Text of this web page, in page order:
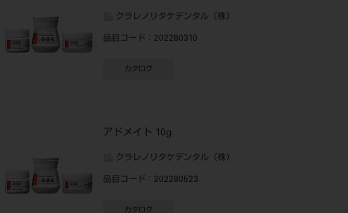
クラレノリタケデンタル（株）
品目コード ：202280310
カタログ
アドメイト 10g
クラレノリタケデンタル（株）
品目コード ：202280523
カタログ